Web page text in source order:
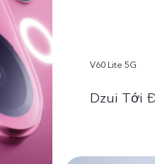
V60 Lite 5G
Dzui Tới